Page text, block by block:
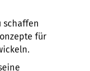
schaffen
für